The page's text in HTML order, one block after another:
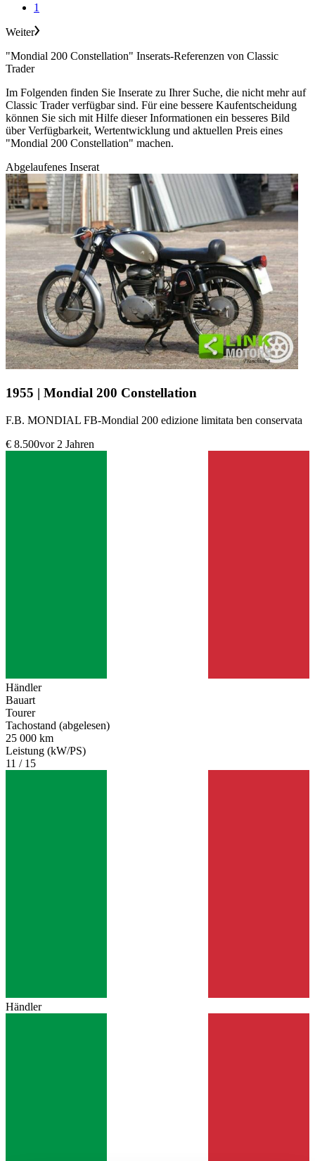
1
Weiter
"Mondial 200 Constellation" Inserats-Referenzen von Classic
Trader
Im Folgenden finden Sie Inserate zu Ihrer Suche, die nicht mehr auf
Classic Trader verfügbar sind. Für eine bessere Kaufentscheidung
können Sie sich mit Hilfe dieser Informationen ein besseres Bild
über Verfügbarkeit, Wertentwicklung und aktuellen Preis eines
"Mondial 200 Constellation" machen.
Abgelaufenes Inserat
1955 | Mondial 200 Constellation
F.B. MONDIAL FB-Mondial 200 edizione limitata ben conservata
€ 8.500vor 2 Jahren
Händler
Bauart
Tourer
Tachostand (abgelesen)
25 000 km
Leistung (kW/PS)
11 / 15
Händler